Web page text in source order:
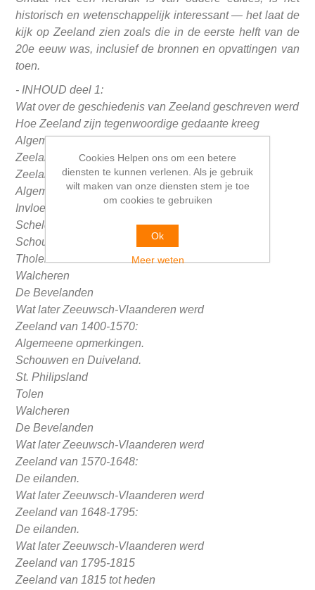
historisch en wetenschappelijk interessant — het laat de
kijk op Zeeland zien zoals die in de eerste helft van de
20e eeuw was, inclusief de bronnen en opvattingen van
toen.
- INHOUD deel 1:
Wat over de geschiedenis van Zeeland geschreven werd
Hoe Zeeland zijn tegenwoordige gedaante kreeg
Algemeene opmerkingen
Zeeland voor het jaar 1000
Zeeland van 1000-1400:
Algemeene opmerkingen
Invloed der kloosters
Schelde en Honte
Schouwen en Duiveland
Tholen
Walcheren
De Bevelanden
Wat later Zeeuwsch-Vlaanderen werd
Zeeland van 1400-1570:
Algemeene opmerkingen.
Schouwen en Duiveland.
St. Philipsland
Tolen
Walcheren
De Bevelanden
Wat later Zeeuwsch-Vlaanderen werd
Zeeland van 1570-1648:
De eilanden.
Wat later Zeeuwsch-Vlaanderen werd
Zeeland van 1648-1795:
De eilanden.
Wat later Zeeuwsch-Vlaanderen werd
Zeeland van 1795-1815
Zeeland van 1815 tot heden
Cookies Helpen ons om een betere
diensten te kunnen verlenen. Als je gebruik
wilt maken van onze diensten stem je toe
om cookies te gebruiken
Ok
Meer weten